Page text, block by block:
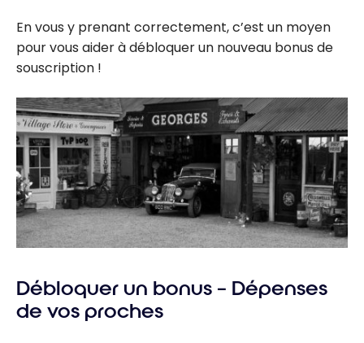
En vous y prenant correctement, c’est un moyen
pour vous aider à débloquer un nouveau bonus de
souscription !
Débloquer un bonus – Dépenses
de vos proches